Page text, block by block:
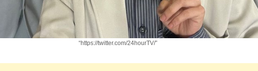
“https://twitter.com/24hourTV/”